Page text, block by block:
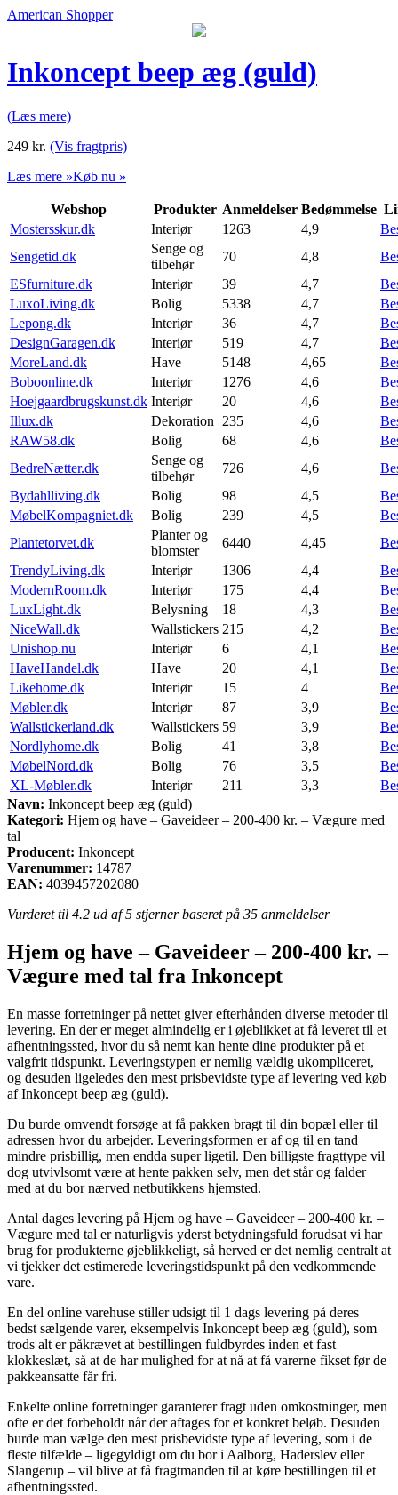
American Shopper
Inkoncept beep æg (guld)
(Læs mere)
249 kr. (Vis fragtpris)
Læs mere »Køb nu »
Webshop Produkter Anmeldelser Bedømmelse
Mostersskur.dk
Interiør 1263 4,9
Sengetid.dk
Senge og
tilbehør
70 4,8
ESfurniture.dk
Interiør 39 4,7
LuxoLiving.dk
Bolig 5338 4,7
Lepong.dk
Interiør 36 4,7
DesignGaragen.dk
Interiør 519 4,7
MoreLand.dk
Have 5148 4,65
Boboonline.dk
Interiør 1276 4,6
Hoejgaardbrugskunst.dk Interiør 20 4,6
Illux.dk
Dekoration 235 4,6
RAW58.dk
Bolig 68 4,6
BedreNætter.dk
Senge og
tilbehør
726 4,6
Bydahlliving.dk
Bolig 98 4,5
MøbelKompagniet.dk
Bolig 239 4,5
Plantetorvet.dk
Planter og
blomster
6440 4,45
TrendyLiving.dk
Interiør 1306 4,4
ModernRoom.dk
Interiør 175 4,4
LuxLight.dk
Belysning 18 4,3
NiceWall.dk
Wallstickers 215 4,2
Unishop.nu
Interiør 6 4,1
HaveHandel.dk
Have 20 4,1
Likehome.dk
Interiør 15 4
Møbler.dk
Interiør 87 3,9
Wallstickerland.dk
Wallstickers 59 3,9
Nordlyhome.dk
Bolig 41 3,8
MøbelNord.dk
Bolig 76 3,5
XL-Møbler.dk
Interiør 211 3,3
Navn: Inkoncept beep æg (guld)
Kategori: Hjem og have – Gaveideer – 200-400 kr. – Vægure med
tal
Producent: Inkoncept
Varenummer: 14787
EAN: 4039457202080
Vurderet til 4.2 ud af 5 stjerner baseret på 35 anmeldelser
Hjem og have – Gaveideer – 200-400 kr. –
Vægure med tal fra Inkoncept
En masse forretninger på nettet giver efterhånden diverse metoder til
levering. En der er meget almindelig er i øjeblikket at få leveret til et
afhentningssted, hvor du så nemt kan hente dine produkter på et
valgfrit tidspunkt. Leveringstypen er nemlig vældig ukompliceret,
og desuden ligeledes den mest prisbevidste type af levering ved køb
af Inkoncept beep æg (guld).
Du burde omvendt forsøge at få pakken bragt til din bopæl eller til
adressen hvor du arbejder. Leveringsformen er af og til en tand
mindre prisbillig, men endda super ligetil. Den billigste fragttype vil
dog utvivlsomt være at hente pakken selv, men det står og falder
med at du bor nærved netbutikkens hjemsted.
Antal dages levering på Hjem og have – Gaveideer – 200-400 kr. –
Vægure med tal er naturligvis yderst betydningsfuld forudsat vi har
brug for produkterne øjeblikkeligt, så herved er det nemlig centralt at
vi tjekker det estimerede leveringstidspunkt på den vedkommende
vare.
En del online varehuse stiller udsigt til 1 dags levering på deres
bedst sælgende varer, eksempelvis Inkoncept beep æg (guld), som
trods alt er påkrævet at bestillingen fuldbyrdes inden et fast
klokkeslæt, så at de har mulighed for at nå at få varerne fikset før de
pakkeansatte får fri.
Enkelte online forretninger garanterer fragt uden omkostninger, men
ofte er det forbeholdt når der aftages for et konkret beløb. Desuden
burde man vælge den mest prisbevidste type af levering, som i de
fleste tilfælde – ligegyldigt om du bor i Aalborg, Haderslev eller
Slangerup – vil blive at få fragtmanden til at køre bestillingen til et
afhentningssted.